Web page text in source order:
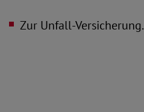
Zur Unfall-Versicherung.